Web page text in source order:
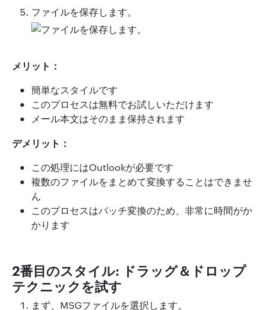
ファイルを保存します。
メリット：
簡単なスタイルです
このプロセスは無料でお試しいただけます
メール本文はそのまま保持されます
デメリット：
この処理にはOutlookが必要です
複数のファイルをまとめて変換することはできませ
ん
このプロセスはバッチ変換のため、非常に時間がか
かります
2番目のスタイル: ドラッグ＆ドロップ
テクニックを試す
まず、MSGファイルを選択します。